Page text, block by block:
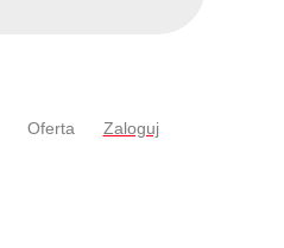
Oferta Zaloguj